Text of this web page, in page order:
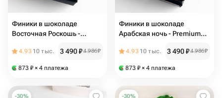
Финики в шоколаде
Восточная Роскошь -
4.93 10 тыс. 3 490₽4 986₽
873 ₽ × 4 платежа
Финики в шоколаде
Арабская ночь - Premium
4.93 10 тыс. 3 490₽4 986₽
873 ₽ × 4 платежа
-30% -30%